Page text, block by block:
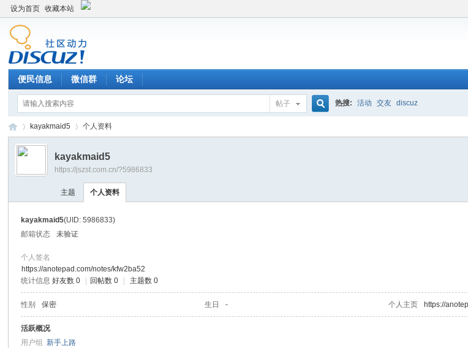
设为首页 收藏本站
便民信息 微信群 论坛
帖子 热搜: 活动 交友 discuz
›
kayakmaid5 个人资料
kayakmaid5
https://jszst.com.cn/?5986833
主题 个人资料
kayakmaid5(UID: 5986833)
邮箱状态
未验证
个人签名
https://anotepad.com/notes/kfw2ba52
统计信息 好友数 0 回帖数 0 主题数 0
性别 保密 生日 - 个人主页 https://
活跃概况
用户组新手上路